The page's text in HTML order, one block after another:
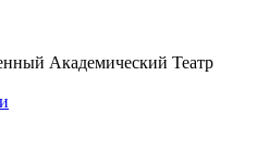
Академический Театр